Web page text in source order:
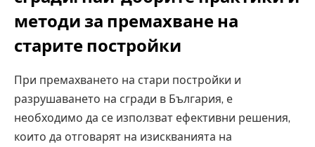
методи за премахване на
старите постройки
При премахването на стари постройки и
разрушаването на сгради в България, е
необходимо да се използват ефективни решения,
които да отговарят на изискванията на